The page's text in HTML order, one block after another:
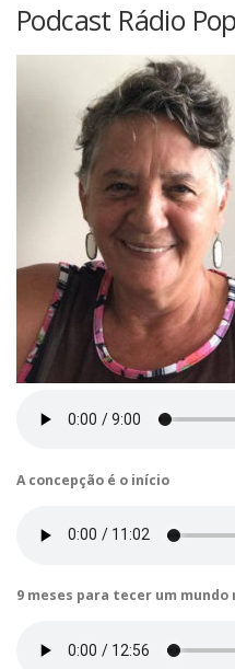
Podcast Rádio
A concepção é o início
9 meses para tecer um mundo